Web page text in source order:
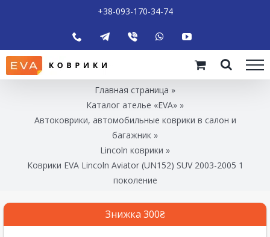
+38-093-170-34-74
Главная страница »
Каталог ателье «EVA» »
Автоковрики, автомобильные коврики в салон и
багажник »
Lincoln коврики »
Коврики EVA Lincoln Aviator (UN152) SUV 2003-2005 1
поколение
Знижка 300₴